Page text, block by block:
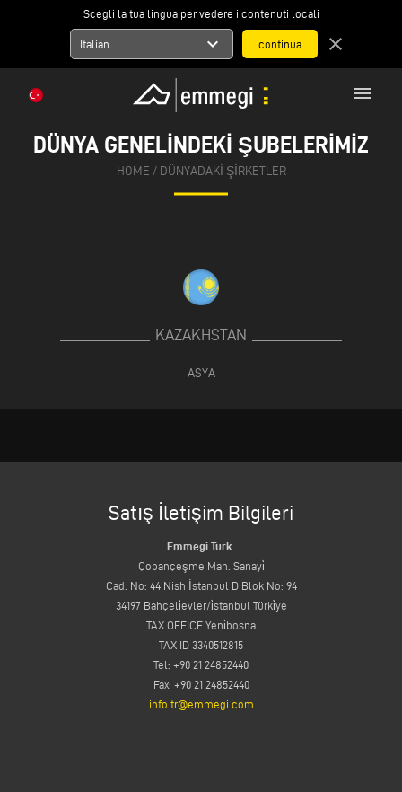
Scegli la tua lingua per vedere i contenuti locali
Italian expand_more close
menu
DÜNYA GENELINDEKI ŞUBELERIMIZ
HOME / DÜNYADAKI ŞIRKETLER
KAZAKHSTAN
ASYA
Satış İletişim Bilgileri
Emmegi Turk
Çobançeşme Mah. Sanayi̇
Cad. No: 44 Nish İstanbul D Blok No: 94
34197 Bahçeli̇evler/i̇stanbul Türki̇ye
TAX OFFICE Yeni̇bosna
TAX ID 3340512815
Tel: +90 21 24852440
Fax: +90 21 24852440
info.tr@emmegi.com